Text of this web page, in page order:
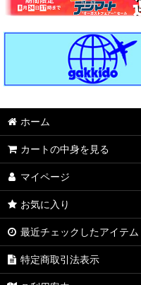
ホーム
カートの中身を見る
マイページ
お気に入り
最近チェックしたアイテム
特定商取引法表示